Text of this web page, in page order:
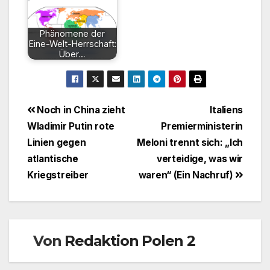
Phänomene der
Eine-Welt-Herrschaft:
Über…
Beitragsnavigation
Italiens
Premierministerin
Meloni trennt sich: „Ich
verteidige, was wir
waren“ (Ein Nachruf)
Noch in China zieht
Wladimir Putin rote
Linien gegen
atlantische
Kriegstreiber
Von Redaktion Polen 2